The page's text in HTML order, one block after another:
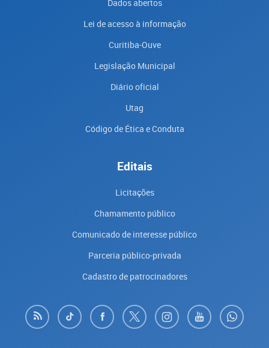
Dados abertos
Lei de acesso à informação
Curitiba-Ouve
Legislação Municipal
Diário oficial
Utag
Código de Ética e Conduta
Editais
Licitações
Chamamento público
Comunicado de interesse público
Parceria público-privada
Cadastro de patrocinadores